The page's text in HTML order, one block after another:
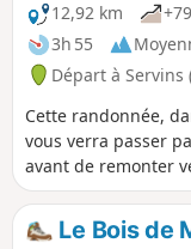
12,92 km
3h 55
Départ à Servins
Cette randonnée,
vous verra passer
avant de remonter
sur Servins
Le Bois de